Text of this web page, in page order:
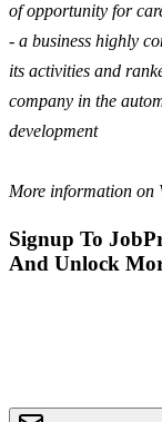
of opportunity for
- a business highly
its activities and
company in the
development
More information on
Signup To
And Unlock